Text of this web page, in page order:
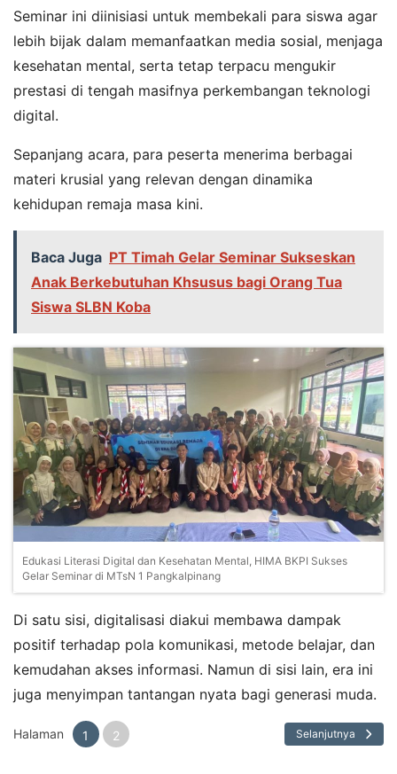
Seminar ini diinisiasi untuk membekali para siswa agar
lebih bijak dalam memanfaatkan media sosial, menjaga
kesehatan mental, serta tetap terpacu mengukir
prestasi di tengah masifnya perkembangan teknologi
digital.
Sepanjang acara, para peserta menerima berbagai
materi krusial yang relevan dengan dinamika
kehidupan remaja masa kini.
Baca Juga PT Timah Gelar Seminar Sukseskan
Anak Berkebutuhan Khsusus bagi Orang Tua
Siswa SLBN Koba
Edukasi Literasi Digital dan Kesehatan Mental, HIMA BKPI Sukses
Gelar Seminar di MTsN 1 Pangkalpinang
Di satu sisi, digitalisasi diakui membawa dampak
positif terhadap pola komunikasi, metode belajar, dan
kemudahan akses informasi. Namun di sisi lain, era ini
juga menyimpan tantangan nyata bagi generasi muda.
Halaman 1 2 Selanjutnya